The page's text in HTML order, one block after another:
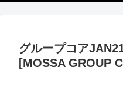
グループコア
[MOSSA GROUP